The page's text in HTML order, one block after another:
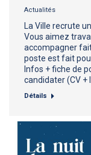
Actualités
La Ville recrute
Vous aimez
accompagner
poste est fait
Infos + fiche de
candidater (CV +
Détails